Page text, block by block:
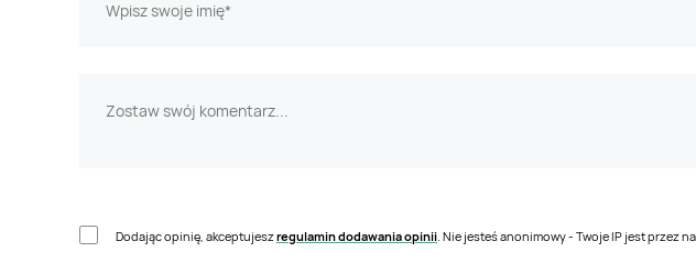
Dodając opinię, akceptujeszregulamin dodawania opinii . Nie jesteś anonimowy - Twoje IP jest przez